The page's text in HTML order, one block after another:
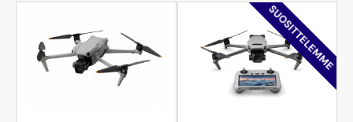
SUOSITTELEMME